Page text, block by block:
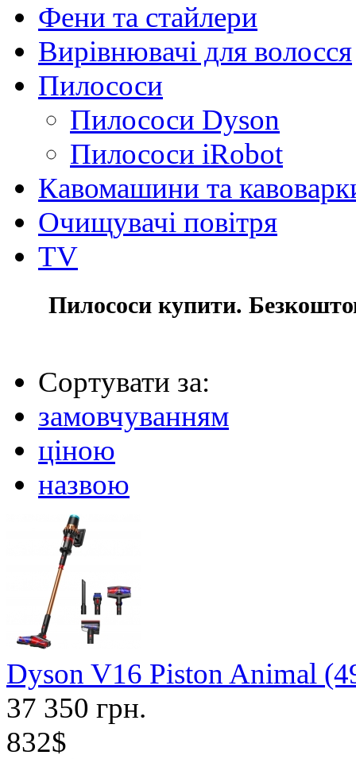
Фени та стайлери
Вирівнювачі для волосся
Пилососи
Пилососи Dyson
Пилососи iRobot
Кавомашини та
Очищувачі повітря
TV
Пилососи купити.
Сортувати за:
замовчуванням
ціною
назвою
Dyson V16 Piston Animal
37 350 грн.
832$